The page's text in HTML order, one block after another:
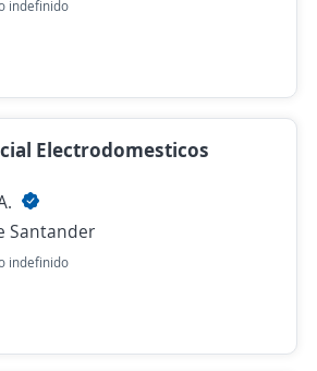
indefinido
Electrodomesticos
Santander
indefinido